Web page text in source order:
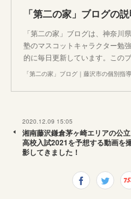
「第二の家」ブログの
「第二の家」ブログは、神奈川
塾のマスコットキャラクター勉
的に毎日更新しています。この
「第二の家」ブログ｜藤沢市の個別指
2020.12.09 15:05
湘南藤沢鎌倉茅ヶ崎エリアの公立
高校入試2021を予想する動画を
影してきました！